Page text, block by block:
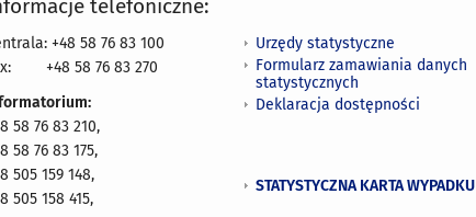
telefoniczne:
+48 58 76 83 100
+48 58 76 83 270
58 76 83 210,
58 76 83 175,
505 159 148,
505 158 415,
Urzędy statystyczne
Formularz zamawiania danych
statystycznych
Deklaracja dostępności
STATYSTYCZNA KARTA WYPADKU